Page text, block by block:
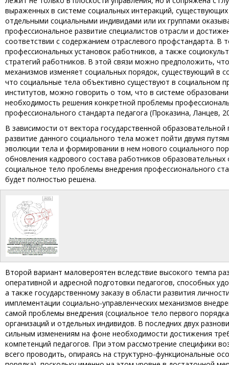
выраженных в системе социальных интеракций,
отдельными социальными индивидами или их группами
профессиональное развитие специалистов отрасли и
соответствии с содержанием отраслевого профстандарта. В
профессиональных установок работников, а также
стратегий работников. В этой связи можно предположить,
механизмов изменяет социальных порядок, существующий в
что социальные тела объективно существуют в социальном
институтов, можно говорить о том, что в системе
необходимость решения конкретной проблемы
профессионального стандарта педагога (Проказина, Ланцев,
В зависимости от вектора государственной
развитие данного социального тела может пойти двумя
эволюции тела и формировании в нем нового социального
обновления кадрового состава работников
социальное тело проблемы внедрения профессионального
будет полностью решена.
Второй вариант маловероятен вследствие высокого темпа
оперативной и адресной подготовки педагогов, способных
а также государственному заказу в области развития
имплементации социально-управленческих механизмов
самой проблемы внедрения (социальное тело первого
организаций и отдельных индивидов. В последних двух
сильным изменениям на фоне необходимости достижения
компетенций педагогов. При этом рассмотрение специфики
всего проводить, опираясь на структурно-функциональные